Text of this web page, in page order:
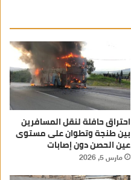
احتراق حافلة لنقل المسافرين
بين طنجة وتطوان على مستوى
عين الحصن دون إصابات
مارس 5, 2026